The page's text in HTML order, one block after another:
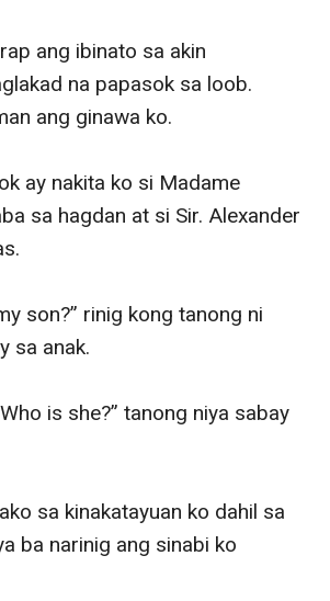
ang ibinato sa akin
na papasok sa loob.
ang ginawa ko.
ay nakita ko si Madame
sa hagdan at si Sir. Alexander
son?” rinig kong tanong ni
sa anak.
is she?” tanong niya sabay
sa kinakatayuan ko dahil sa
ba narinig ang sinabi ko